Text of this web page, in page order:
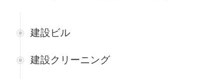
建設ビル
建設クリーニング